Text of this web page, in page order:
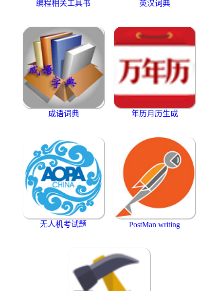
编程相关工具书 英汉词典
成语词典 年历月历生成
无人机考试题 PostMan writing